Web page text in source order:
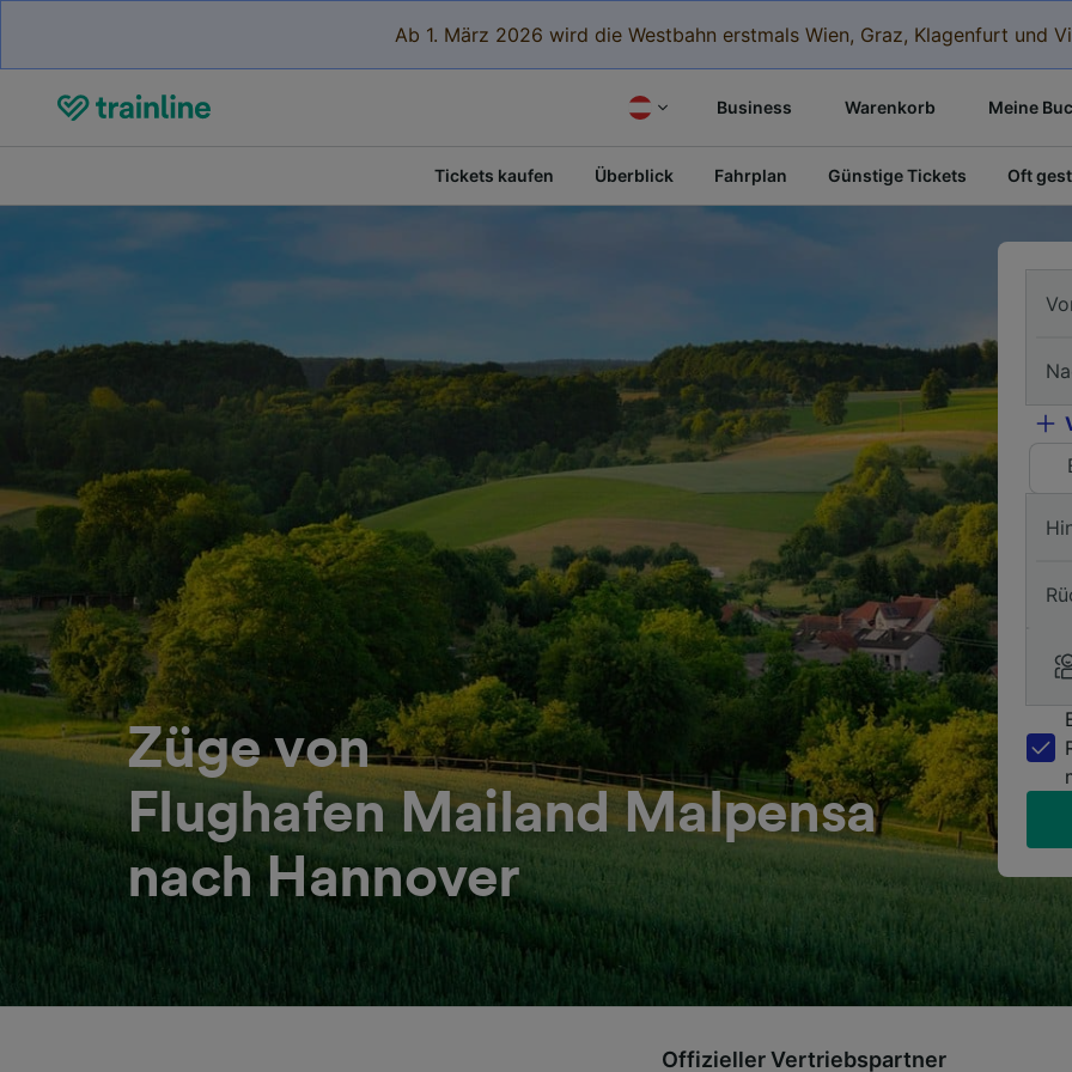
Ab 1. März 2026 wird die Westbahn erstmals Wien, Graz, Klagenfurt und
Business Warenkorb Meine
Tickets kaufen Überblick Fahrplan Günstige Tickets Oft
Züge von
Flughafen Mailand Malpensa
nach Hannover
Offizieller Vertriebspartner